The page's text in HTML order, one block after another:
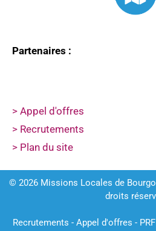
Partenaires :
> Appel d'offres
> Recrutements
> Plan du site
© 2026 Missions Locales de
droits
Recrutements - Appel d'offres -